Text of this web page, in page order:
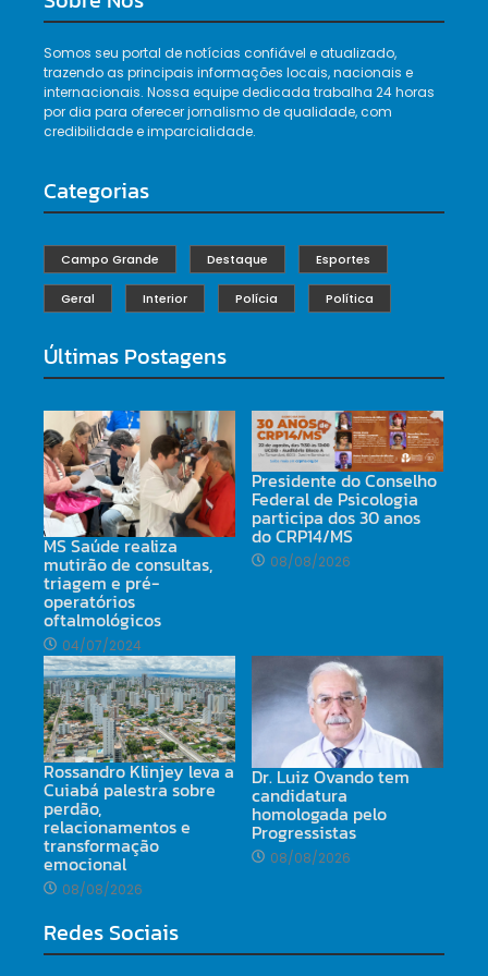
Somos seu portal de notícias confiável e atualizado,
trazendo as principais informações locais, nacionais e
internacionais. Nossa equipe dedicada trabalha 24 horas
por dia para oferecer jornalismo de qualidade, com
credibilidade e imparcialidade.
Categorias
Campo Grande Destaque Esportes
Geral Interior Polícia Política
Últimas Postagens
MS Saúde realiza
mutirão de consultas,
triagem e pré-
operatórios
oftalmológicos
04/07/2024
Presidente do Conselho
Federal de Psicologia
participa dos 30 anos
do CRP14/MS
08/08/2026
Rossandro Klinjey leva a
Cuiabá palestra sobre
perdão,
relacionamentos e
transformação
emocional
08/08/2026
Dr. Luiz Ovando tem
candidatura
homologada pelo
Progressistas
08/08/2026
Redes Sociais